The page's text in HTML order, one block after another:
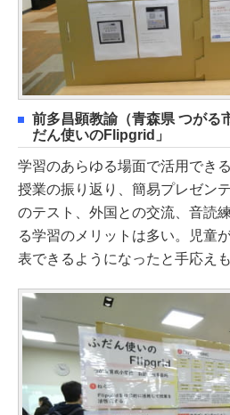
前多昌顕教諭（青森県 つがる
だん使いのFlipgrid」
学習のあらゆる場面で活用でき
授業の振り返り、簡易プレゼン
のテスト、外国との交流、音読
る学習のメリットは多い。児童
表できるようになったと手応えも